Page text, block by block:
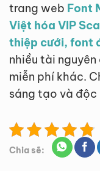
trang web Font
Việt hóa VIP
thiệp cưới, font
nhiều tài
miễn phí khác.
sáng tạo và
Chia sẽ: